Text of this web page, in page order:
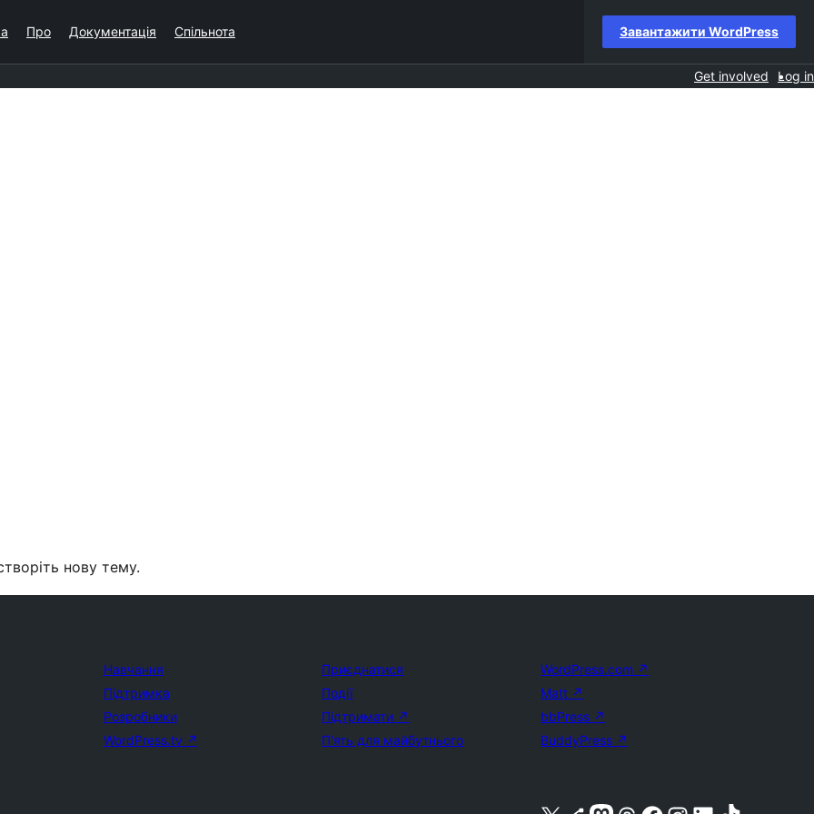
Про Документація Спільнота Завантажити WordPress
Get involved Log in
нову тему.
Навчання
Підтримка
Розробники
WordPress.tv ↗
Приєднатися
Події
Підтримати ↗
П'ять для майбутнього
WordPress.com ↗
Matt ↗
bbPress ↗
BuddyPress ↗